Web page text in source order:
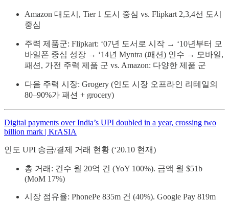
Amazon 대도시, Tier 1 도시 중심 vs. Flipkart 2,3,4선 도시
중심
주력 제품군: Flipkart: ‘07년 도서로 시작 → ‘10년부터 모
바일폰 중심 성장 → ‘14년 Myntra (패션) 인수 → 모바일,
패션, 가전 주력 제품 군 vs. Amazon: 다양한 제품 군
다음 주력 시장: Grogery (인도 시장 오프라인 리테일의
80–90%가 패션 + grocery)
Digital payments over India’s UPI doubled in a year, crossing two
billion mark | KrASIA
인도 UPI 송금/결제 거래 현황 (‘20.10 현재)
총 거래: 건수 월 20억 건 (YoY 100%). 금액 월 $51b
(MoM 17%)
시장 점유율: PhonePe 835m 건 (40%). Google Pay 819m